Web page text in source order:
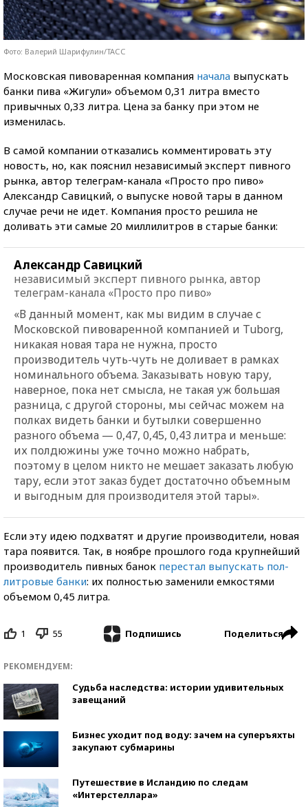
Фото: Валерий Шарифулин/ТАСС
Московская пивоваренная компания начала выпускать
банки пива «Жигули» объемом 0,31 литра вместо
привычных 0,33 литра. Цена за банку при этом не
изменилась.
В самой компании отказались комментировать эту
новость, но, как пояснил независимый эксперт пивного
рынка, автор телеграм-канала «Просто про пиво»
Александр Савицкий, о выпуске новой тары в данном
случае речи не идет. Компания просто решила не
доливать эти самые 20 миллилитров в старые банки:
Александр Савицкий
независимый эксперт пивного рынка, автор
телеграм-канала «Просто про пиво»
«В данный момент, как мы видим в случае с
Московской пивоваренной компанией и Tuborg,
никакая новая тара не нужна, просто
производитель чуть-чуть не доливает в рамках
номинального объема. Заказывать новую тару,
наверное, пока нет смысла, не такая уж большая
разница, с другой стороны, мы сейчас можем на
полках видеть банки и бутылки совершенно
разного объема — 0,47, 0,45, 0,43 литра и меньше:
их полдюжины уже точно можно набрать,
поэтому в целом никто не мешает заказать любую
тару, если этот заказ будет достаточно объемным
и выгодным для производителя этой тары».
Если эту идею подхватят и другие производители, новая
тара появится. Так, в ноябре прошлого года крупнейший
производитель пивных банок перестал выпускать пол-
литровые банки: их полностью заменили емкостями
объемом 0,45 литра.
1 55 Подпишись Поделиться
РЕКОМЕНДУЕМ:
Судьба наследства: истории удивительных
завещаний
Бизнес уходит под воду: зачем на суперъяхты
закупают субмарины
Путешествие в Исландию по следам
«Интерстеллара»